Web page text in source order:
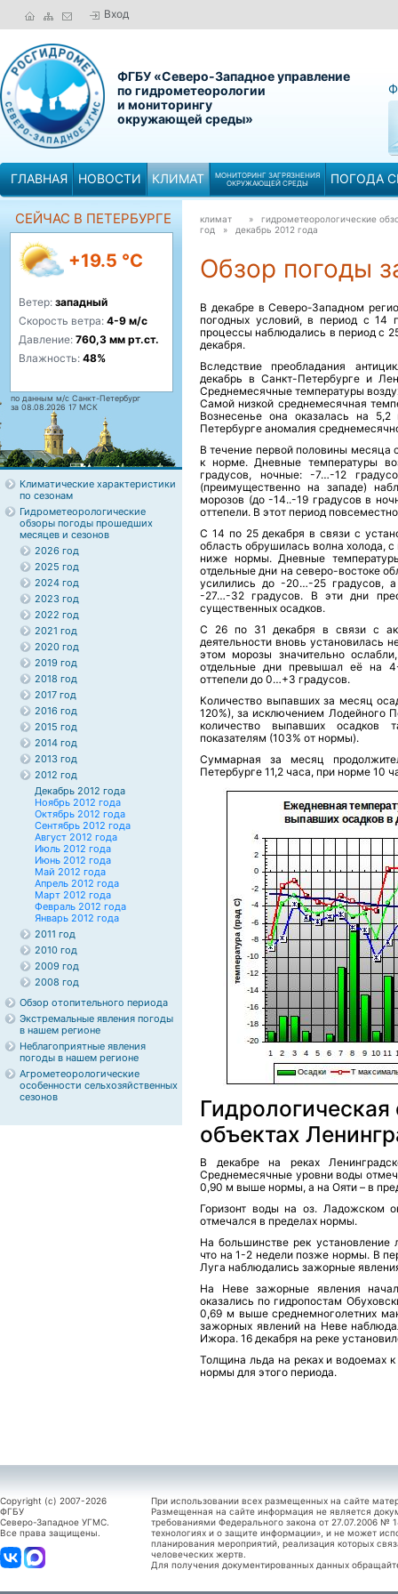
Вход
ФГБУ «Северо-Западное управление
по гидрометеорологии
и мониторингу
окружающей среды»
ГЛАВНАЯ НОВОСТИ КЛИМАТ
МОНИТОРИНГ ЗАГРЯЗНЕНИЯ
ОКРУЖАЮЩЕЙ СРЕДЫ
ПОГОДА
СЕЙЧАС В ПЕТЕРБУРГЕ
+19.5 °C
Ветер: западный
Скорость ветра: 4-9 м/с
Давление: 760,3 мм рт.ст.
Влажность: 48%
по данным м/с Санкт-Петербург
за 08.08.2026 17 МСК
Климатические характеристики
по сезонам
Гидрометеорологические
обзоры погоды прошедших
месяцев и сезонов
2026 год
2025 год
2024 год
2023 год
2022 год
2021 год
2020 год
2019 год
2018 год
2017 год
2016 год
2015 год
2014 год
2013 год
2012 год
Декабрь 2012 года
Ноябрь 2012 года
Октябрь 2012 года
Сентябрь 2012 года
Август 2012 года
Июль 2012 года
Июнь 2012 года
Май 2012 года
Апрель 2012 года
Март 2012 года
Февраль 2012 года
Январь 2012 года
2011 год
2010 год
2009 год
2008 год
Обзор отопительного периода
Экстремальные явления погоды
в нашем регионе
Неблагоприятные явления
погоды в нашем регионе
Агрометеорологические
особенности сельхозяйственных
сезонов
климат
» гидрометеорологические
год » декабрь 2012 года
Обзор погоды
В декабре в Северо-Западном
погодных условий, в период с 14
процессы наблюдались в период с
декабря.
Вследствие преобладания
декабрь в Санкт-Петербурге и
Среднемесячные температуры
Самой низкой среднемесячная
Вознесенье она оказалась на 5,2
Петербурге аномалия
В течение первой половины месяца
к норме. Дневные температуры
градусов, ночные: -7…-12
(преимущественно на западе)
морозов (до -14..-19 градусов в
оттепели. В этот период
С 14 по 25 декабря в связи с
область обрушилась волна холода,
ниже нормы. Дневные
отдельные дни на северо-востоке
усилились до -20…-25 градусов,
-27…-32 градусов. В эти дни
существенных осадков.
С 26 по 31 декабря в связи с
деятельности вновь установилась
этом морозы значительно
отдельные дни превышал её на
оттепели до 0…+3 градусов.
Количество выпавших за месяц
120%), за исключением Лодейного
количество выпавших осадков
показателям (103% от нормы).
Суммарная за месяц
Петербурге 11,2 часа, при норме 10
объектах
В декабре на реках
Среднемесячные уровни воды
0,90 м выше нормы, а на Ояти – в
Горизонт воды на оз.
отмечался в пределах нормы.
На большинстве рек установление
что на 1-2 недели позже нормы. В
Луга наблюдались зажорные
На Неве зажорные явления
оказались по гидропостам
0,69 м выше среднемноголетних
зажорных явлений на Неве
Ижора. 16 декабря на реке
Толщина льда на реках и водоемах
нормы для этого периода.
Copyright (c) 2007-2026
ФГБУ
Северо-Западное УГМС.
Все права защищены.
При использовании всех размещенных на сайте
Размещенная на сайте информация не является
требованиями Федерального закона от 27.07.2006
технологиях и о защите информации», и не может
планирования мероприятий, реализация которых
человеческих жертв.
Для получения документированных данных